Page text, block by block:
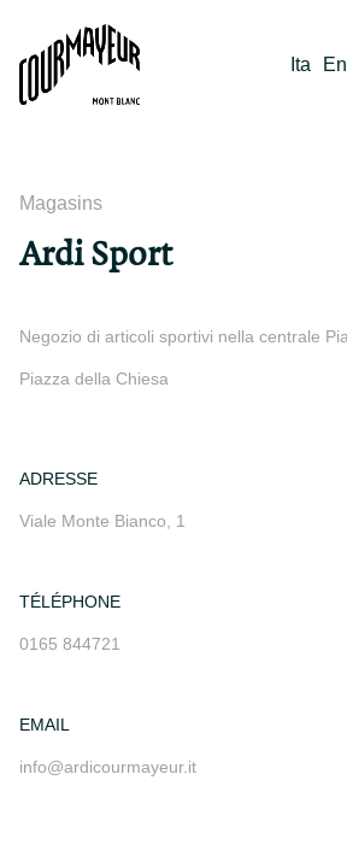
Ita
Magasins
Ardi Sport
Negozio di articoli sportivi nella centrale
Piazza della Chiesa
ADRESSE
Viale Monte Bianco, 1
TÉLÉPHONE
0165 844721
EMAIL
info@ardicourmayeur.it